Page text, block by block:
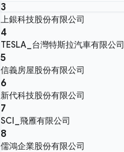
3
上銀科技股份有限公司
4
TESLA_台灣特斯拉汽車有限公司
5
信義房屋股份有限公司
6
新代科技股份有限公司
7
SCI_飛雁有限公司
8
儒鴻企業股份有限公司